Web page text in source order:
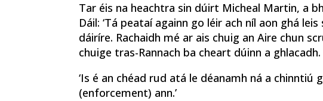
Tar éis na heachtra sin dúirt Micheal Martin, a
Dáil: ‘Tá peataí againn go léir ach níl aon ghá
dáiríre. Rachaidh mé ar ais chuig an Aire chun
chuige tras-Rannach ba cheart dúinn a ghlacadh.
‘Is é an chéad rud atá le déanamh ná a
(enforcement) ann.’